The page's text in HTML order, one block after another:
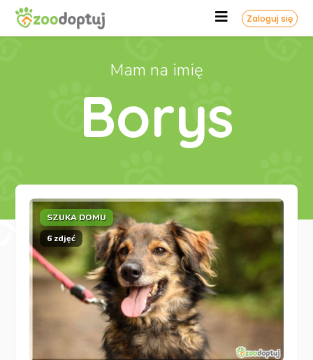
Zaloguj się
Mam na imię
Borys
SZUKA DOMU
6 zdjęć